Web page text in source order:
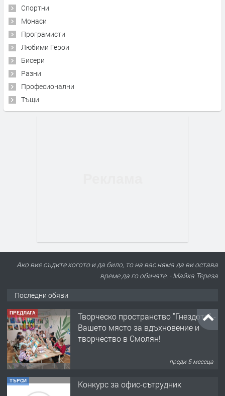
Спортни
Монаси
Програмисти
Любими Герои
Бисери
Разни
Професионални
Тъщи
Ако вие съдите когото и да било, то на вас няма да ви остава
време да го обичате. - Майка Тереза
Последни обяви
ПРЕДЛАГА
Творческо пространство "Гнездото" -
Вашето място за вдъхновение и
творчество в Смолян!
преди 5 месеца
ТЪРСИ Конкурс за офис-сътрудник